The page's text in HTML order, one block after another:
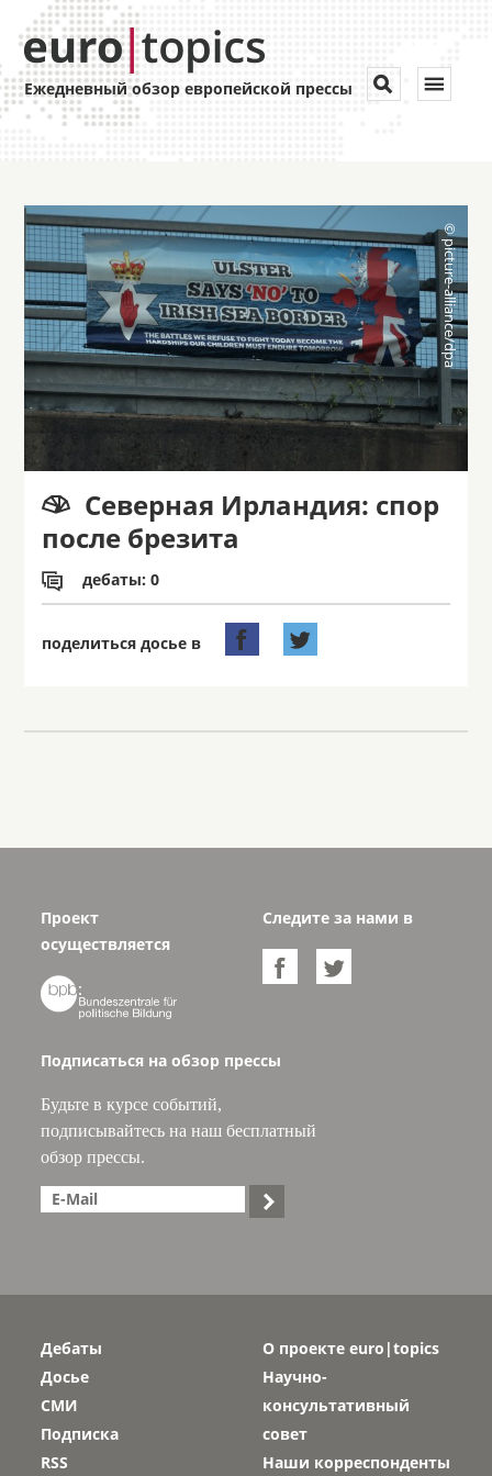
Ежедневный обзор европейской прессы Toggle


 Северная Ирландия: спор
после брезита
 дебаты: 0
поделиться досье в  
Проект
осуществляется

Следите за нами в
 
Подписаться на обзор прессы
Будьте в курсе событий,
подписывайтесь на наш бесплатный
обзор прессы.

Дебаты
Досье
СМИ
Подписка
RSS
О проекте euro|topics
Научно-
консультативный
совет
Наши корреспонденты